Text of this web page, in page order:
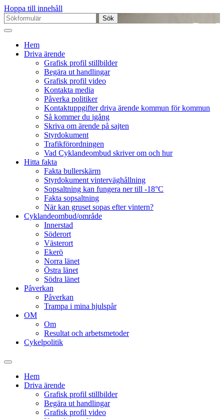
Hoppa till innehåll
Sök
efter:
Hem
Driva ärende
Grafisk profil stillbilder
Begära ut handlingar
Grafisk profil video
Kontakta media
Påverka politiker
Kontaktuppgifter driva ärende kommun för kommun
Så kommer du igång
Skriva om ärende på sajten
Styrdokument
Trafikförordningen
Vad Cyklandeombud skriver om och hur
Hitta fakta
Fakta bullerskärm
Styrdokument vinterväghållning
Sopsaltning kan fungera ner till -18°C
Fakta sopsaltning
När kan gruset sopas efter vintern?
Cyklandeombud/område
Innerstad
Söderort
Västerort
Ekerö
Norra länet
Östra länet
Södra länet
Påverkan
Påverkan
Trampa i mina hjulspår
OM
Om
Resultat och arbetsmetoder
Cykelpolitik
Slå
sökfältHem
Driva ärende
Grafisk profil stillbilder
Begära ut handlingar
Grafisk profil video